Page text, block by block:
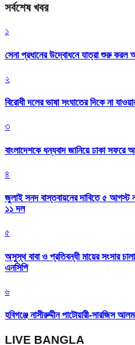
সর্বশেষ খবর
১
সেনা প্রধানের উদ্বোধনে যাত্রা শুরু করল
২
বিরোধী দলের ভাষা সংঘাতের দিকে না
৩
বাংলাদেশকে ধন্যবাদ জানিয়ে ঢাকা
৪
জুলাই সনদ বাস্তবায়নের দাবিতে ৫ আগস্ট
১১ দল
৫
অসুস্থ বাবা ও প্রতিবন্ধী মায়ের সংসার
এনসিপি
৬
হবিগঞ্জে নাসীরুদ্দীন পাটোয়ারী-সারজিস
LIVE BANGLA